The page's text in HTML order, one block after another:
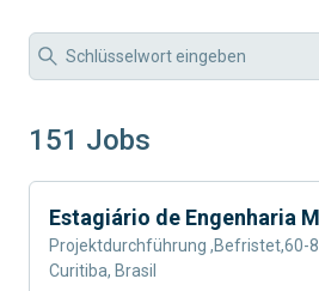
151 Jobs
Estagiário de Engenharia
Projektdurchführung ,
Curitiba, Brasil
Befristet,60-